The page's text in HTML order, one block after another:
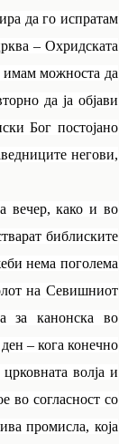
да го испратам
– Охридската
имам можноста да
да ја објави
Бог постојано
негови,
вечер, како и во
библиските
нема поголема
на Севишниот
за канонска во
– кога конечно
волја и
во согласност со
промисла, која